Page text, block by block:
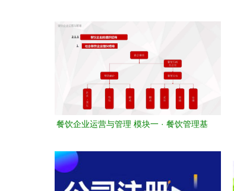
餐饮企业运营与管理 模块一 · 餐饮管理基